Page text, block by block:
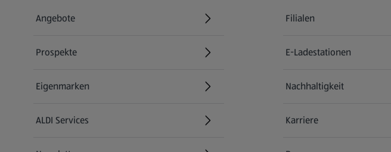
Angebote
Prospekte
Eigenmarken
ALDI Services
Filialen
E-Ladestationen
Nachhaltigkeit
Karriere